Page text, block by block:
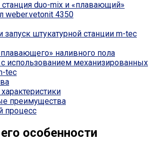
станция duo-mix и «плавающий»
weber.vetonit 4350
запуск штукатурной станции m-tec
наливного пола
использованием механизированных
tec
преимущества
процесс
особенности